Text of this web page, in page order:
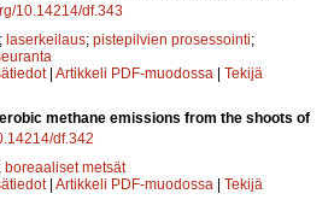
10.14214/df.343
; laserkeilaus; pistepilvien prosessointi;
| Artikkeli PDF-muodossa | Tekijä
methane emissions from the shoots of
df.342
; boreaaliset metsät
| Artikkeli PDF-muodossa | Tekijä